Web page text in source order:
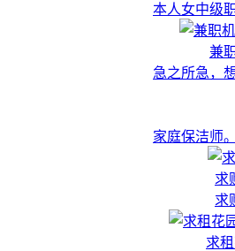
本人女中级
兼
急之所急，
家庭保洁师
求
求
求